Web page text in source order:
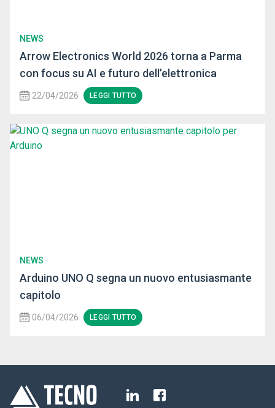
NEWS
Arrow Electronics World 2026 torna a Parma
con focus su AI e futuro dell’elettronica
22/04/2026 LEGGI TUTTO
NEWS
Arduino UNO Q segna un nuovo entusiasmante
capitolo
06/04/2026 LEGGI TUTTO